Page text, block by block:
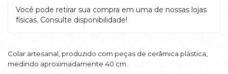
Você pode retirar sua compra em uma de nossas lojas
físicas. Consulte disponibilidade!
Colar artesanal, produzido com peças de cerâmica plástica,
medindo aproximadamente 40 cm.